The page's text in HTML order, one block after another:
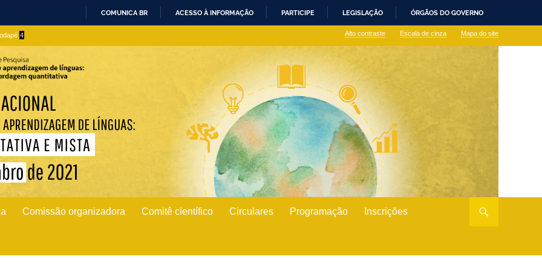
O
COMUNICA BR ACESSO À INFORMAÇÃO PARTICIPE LEGISLAÇÃO ÓRGÃOS DO GOVERNO
4 Alto contraste Escala de cinza Mapa do site
Comissão organizadora Comitê científico Circulares Programação Inscrições